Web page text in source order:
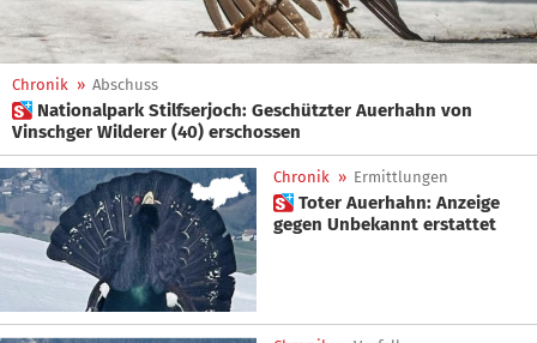
Chronik » Abschuss
 Nationalpark Stilfserjoch: Geschützter Auerhahn von
Vinschger Wilderer (40) erschossen
Chronik » Ermittlungen
 Toter Auerhahn: Anzeige
gegen Unbekannt erstattet